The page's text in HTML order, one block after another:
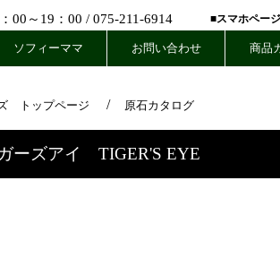
00～19：00 / 075-211-6914 ■スマホページ
ソフィーママ お問い合わせ 商品
トップページ / 原石カタログ
ーズアイ TIGER'S EYE